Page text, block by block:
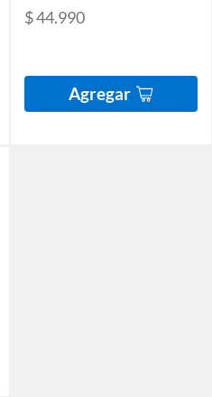
$ 44.990
Agregar